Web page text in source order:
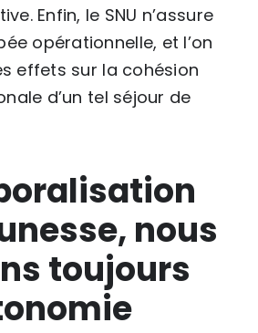
Enfin, le SNU n’assure
opérationnelle, et l’on
effets sur la cohésion
d’un tel séjour de
nous
toujours